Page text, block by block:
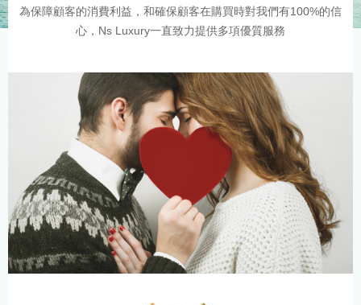
為保障顧客的消費利益，和確保顧客在購買時對我們有100%的信
心，Ns Luxury一直致力提供多項優質服務